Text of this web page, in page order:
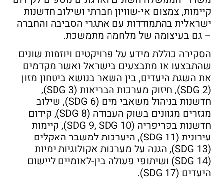
קיימות, צמצום אי-שוויון חברתי ושילוב חדשנות
ישראלית בהתמודדות עם אתגרי הסביבה והחברה
– גם בעיצומה של מלחמה מתמשכת.
הסקירה כוללת מידע על פרויקטים ויוזמות שונים
שהתבצעו או מתבצעים בישראל ואשר מקדמים
את השגת היעדים, בין השאר בנושא ביטחון מזון
(SDG 2), חיזוק מערכות הבריאות (SDG 3),
חדשנות בניהול משאבי מים (SDG 6), שילוב
מגזרים מגוונים בשוק העבודה (SDG 8), קידום
חדשנות בפריפריה (SDG 9, SDG 10), קיימות
עירונית (SDG 11), היערכות למשבר האקלים
(SDG 13), הגנה על מערכות אקולוגיות ימיות
(SDG 14) ושיתופי פעולה בין-לאומיים ליישום
היעדים (SDG 17).